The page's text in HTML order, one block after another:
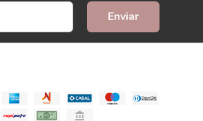
Enviar